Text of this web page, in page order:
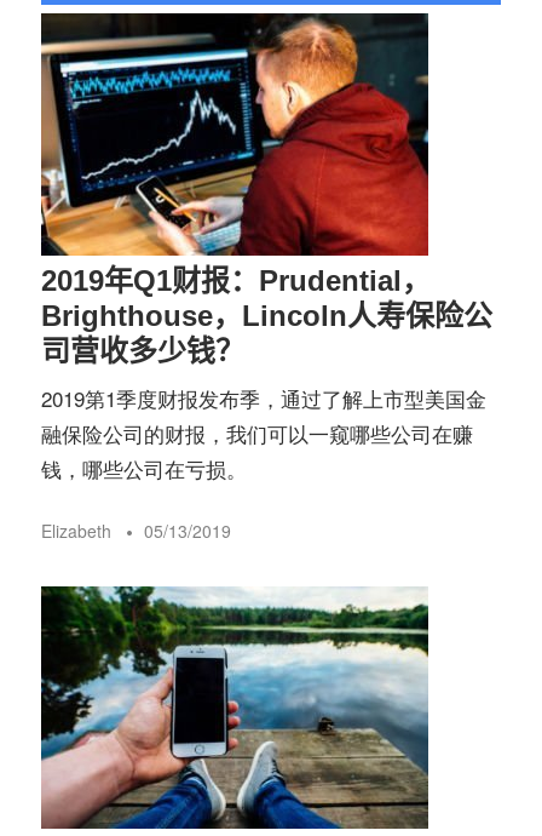
保
险
指
南
©️
险
理
财
服
务
社
区
2019年Q1财报：Prudential，
Brighthouse，Lincoln人寿保险公
司营收多少钱？
2019第1季度财报发布季，通过了解上市型美国金
融保险公司的财报，我们可以一窥哪些公司在赚
钱，哪些公司在亏损。
Elizabeth 05/13/2019